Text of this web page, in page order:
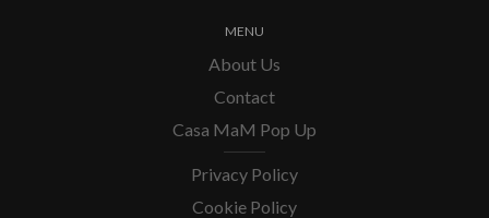
MENU
About Us
Contact
Casa MaM Pop Up
Privacy Policy
Cookie Policy